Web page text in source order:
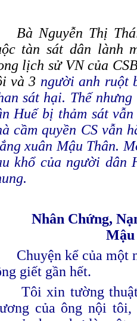
Bà Nguyễn Thị
tàn sát dân lành
lịch sử VN của
và 3 người anh ruột
sát hại. Thế
Huế bị thảm sát
cầm quyền CS vẫn
xuân Mậu Thân.
khổ của người dân
Nhân Chứng,
Mậu
Chuyện kể của một
giết gần hết.
Tôi xin tường
của ông nội